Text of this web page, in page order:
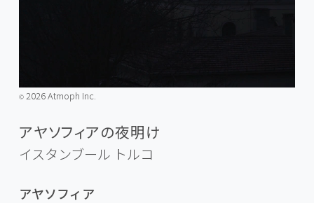
©️2026 Atmoph Inc.
アヤソフィアの夜明け
イスタンブール トルコ
アヤソフィア